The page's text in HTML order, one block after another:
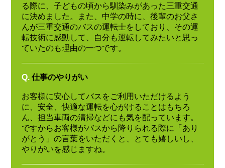
る際に、子どもの頃から馴染みがあった三重交通
に決めました。また、中学の時に、後輩のお父さ
んが三重交通のバスの運転士をしており、その運
転技術に感動して、自分も運転してみたいと思っ
ていたのも理由の一つです。
Q. 仕事のやりがい
お客様に安心してバスをご利用いただけるよう
に、安全、快適な運転を心がけることはもちろ
ん、担当車両の清掃などにも気を配っています。
ですからお客様がバスから降りられる際に「あり
がとう」の言葉をいただくと、とても嬉しいし、
やりがいを感じますね。